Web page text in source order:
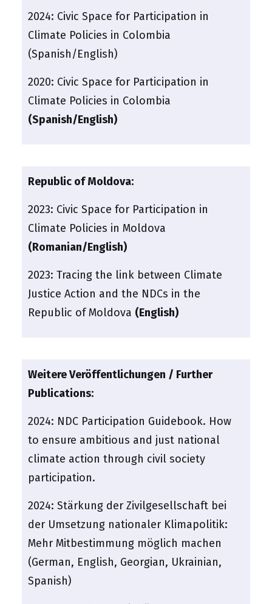
2024: Civic Space for Participation in
Climate Policies in Colombia
(Spanish/English)
2020: Civic Space for Participation in
Climate Policies in Colombia
(Spanish/English)
Republic of Moldova:
2023: Civic Space for Participation in
Climate Policies in Moldova
(Romanian/English)
2023: Tracing the link between Climate
Justice Action and the NDCs in the
Republic of Moldova (English)
Weitere Veröffentlichungen / Further
Publications:
2024: NDC Participation Guidebook. How
to ensure ambitious and just national
climate action through civil society
participation.
2024: Stärkung der Zivilgesellschaft bei
der Umsetzung nationaler Klimapolitik:
Mehr Mitbestimmung möglich machen
(German, English, Georgian, Ukrainian,
Spanish)